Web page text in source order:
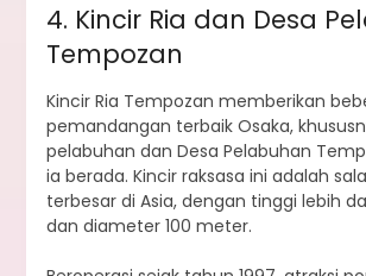
4. Kincir Ria dan Desa
Tempozan
Kincir Ria Tempozan memberikan
pemandangan terbaik Osaka,
pelabuhan dan Desa Pelabuhan
ia berada. Kincir raksasa ini adalah
terbesar di Asia, dengan tinggi lebih
dan diameter 100 meter.